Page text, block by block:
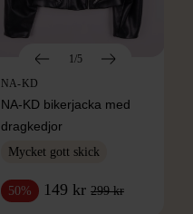
1/5
NA-KD
NA-KD bikerjacka med
dragkedjor
Mycket gott skick
50% 149 kr 299 kr